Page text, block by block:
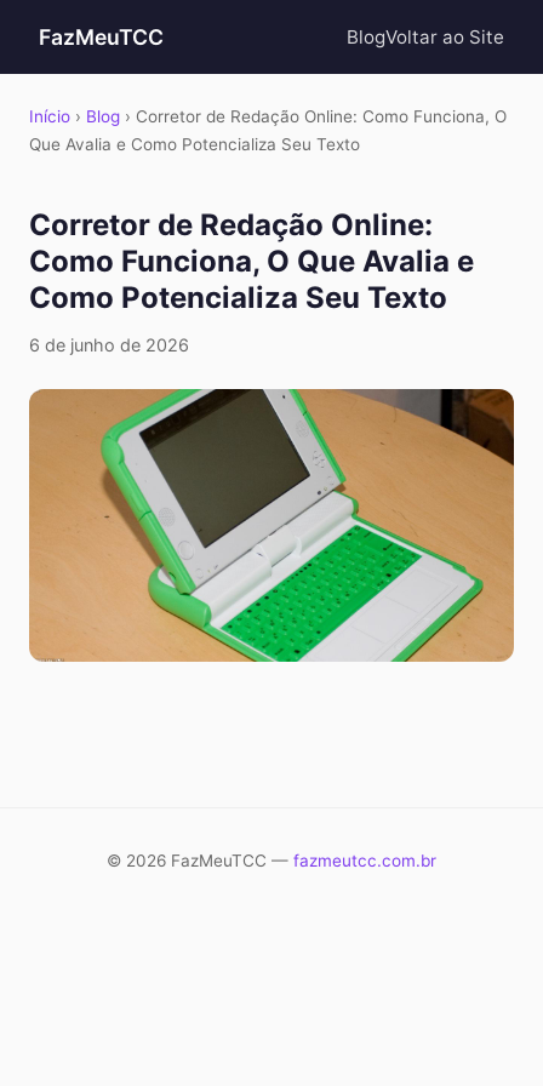
FazMeuTCC BlogVoltar ao Site
Início › Blog › Corretor de Redação Online: Como Funciona, O
Que Avalia e Como Potencializa Seu Texto
Corretor de Redação Online:
Como Funciona, O Que Avalia e
Como Potencializa Seu Texto
6 de junho de 2026
© 2026 FazMeuTCC — fazmeutcc.com.br